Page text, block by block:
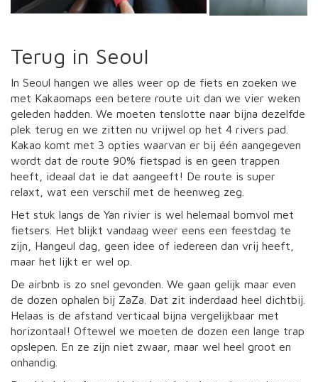
Terug in Seoul
In Seoul hangen we alles weer op de fiets en zoeken we
met Kakaomaps een betere route uit dan we vier weken
geleden hadden. We moeten tenslotte naar bijna dezelfde
plek terug en we zitten nu vrijwel op het 4 rivers pad.
Kakao komt met 3 opties waarvan er bij één aangegeven
wordt dat de route 90% fietspad is en geen trappen
heeft, ideaal dat ie dat aangeeft! De route is super
relaxt, wat een verschil met de heenweg zeg.
Het stuk langs de Yan rivier is wel helemaal bomvol met
fietsers. Het blijkt vandaag weer eens een feestdag te
zijn, Hangeul dag, geen idee of iedereen dan vrij heeft,
maar het lijkt er wel op.
De airbnb is zo snel gevonden. We gaan gelijk maar even
de dozen ophalen bij ZaZa. Dat zit inderdaad heel dichtbij.
Helaas is de afstand verticaal bijna vergelijkbaar met
horizontaal! Oftewel we moeten de dozen een lange trap
opslepen. En ze zijn niet zwaar, maar wel heel groot en
onhandig.